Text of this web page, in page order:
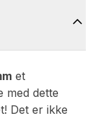
et
med dette
Det er ikke